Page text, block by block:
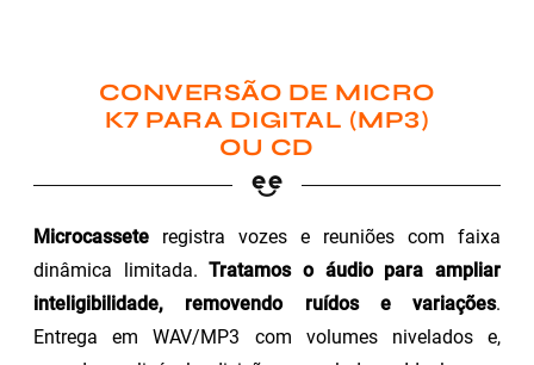
CONVERSÃO DE MICRO
K7 PARA DIGITAL (MP3)
OU CD
Microcassete registra vozes e reuniões com faixa
dinâmica limitada.Tratamos o áudio para ampliar
inteligibilidade, removendo ruídos e variações.
Entrega em WAV/MP3 com volumes nivelados e,